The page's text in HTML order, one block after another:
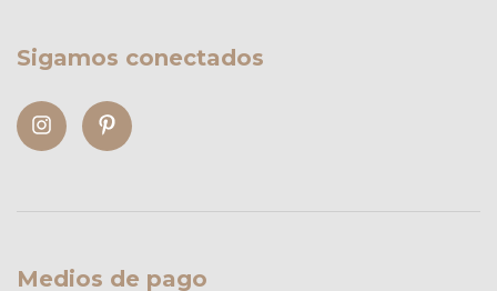
Sigamos conectados
Medios de pago